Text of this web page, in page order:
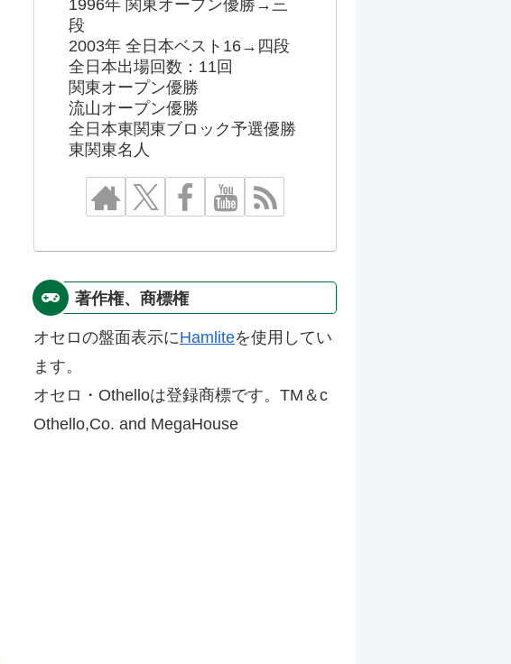
1996年 関東オープン優勝→三
段
2003年 全日本ベスト16→四段
全日本出場回数：11回
関東オープン優勝
流山オープン優勝
全日本東関東ブロック予選優勝
東関東名人
著作権、商標権
オセロの盤面表示にHamliteを使用してい
ます。
オセロ・Othelloは登録商標です。TM＆c
Othello,Co. and MegaHouse